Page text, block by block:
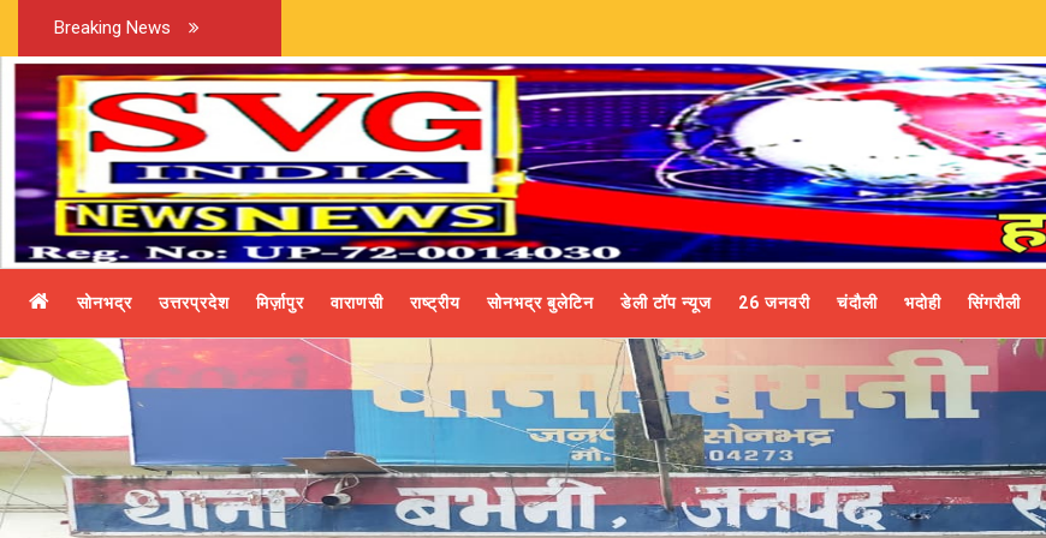
Breaking News
सोनभद्र उत्तरप्रदेश मिर्ज़ापुर वाराणसी राष्ट्रीय सोनभद्र बुलेटिन डेली टॉप न्यूज 26 जनवरी चंदौली भदोही सिंगरौली